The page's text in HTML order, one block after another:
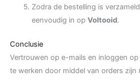
Zodra de bestelling is
eenvoudig in op Voltooid.
Conclusie
Vertrouwen op e-mails en inloggen
te werken door middel van orders zijn